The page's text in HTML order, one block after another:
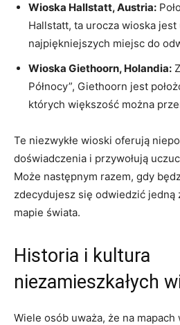
Wioska Hallstatt, Austria:
Hallstatt,‍ ta urocza wioska
najpiękniejszych miejsc do
Wioska Giethoorn, Holandia:
Północy”, Giethoorn jest
których większość można
Te niezwykłe wioski oferują
doświadczenia i przywołują
Może następnym‍ razem, gdy
zdecydujesz się⁣ odwiedzić jedną
mapie świata.
Historia i kultura
niezamieszkałych
Wiele osób uważa,⁤ że na